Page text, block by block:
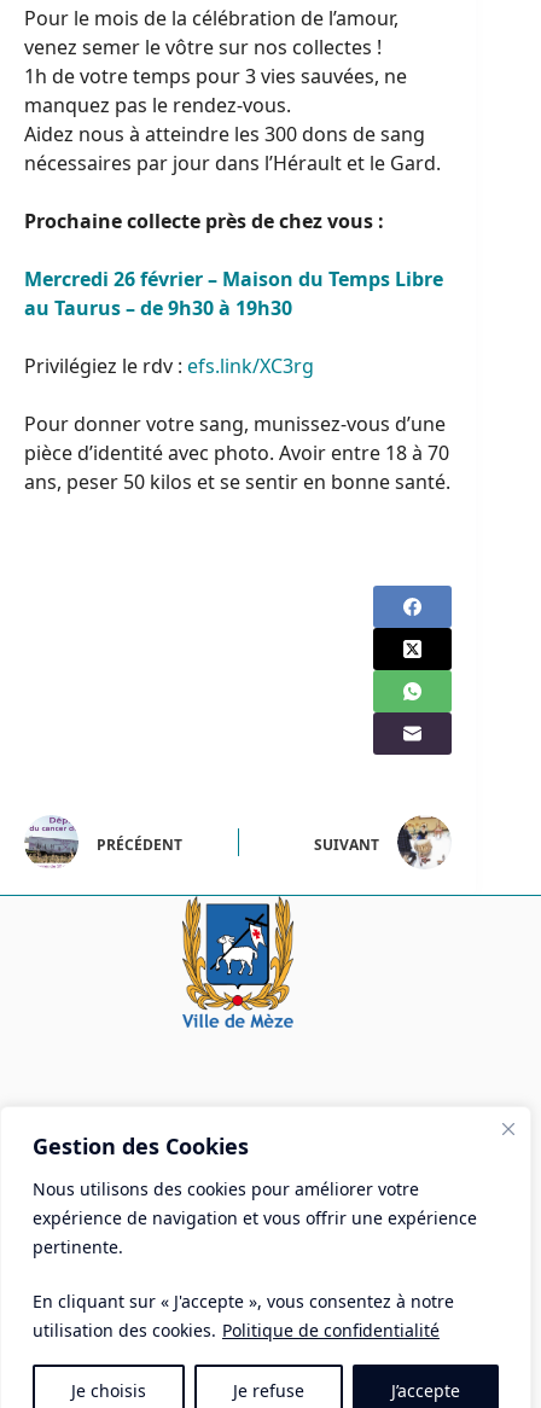
Gestion des Cookies
Nous utilisons des cookies pour améliorer votre
expérience de navigation et vous offrir une expérience
pertinente.
En cliquant sur « J'accepte », vous consentez à notre
utilisation des cookies. Politique de confidentialité
Je choisis Je refuse J’accepte
Pour le mois de la célébration de l’amour,
venez semer le vôtre sur nos collectes !
1h de votre temps pour 3 vies sauvées, ne
manquez pas le rendez-vous.
Aidez nous à atteindre les 300 dons de sang
nécessaires par jour dans l’Hérault et le Gard.
Prochaine collecte près de chez vous :
Mercredi 26 février – Maison du Temps Libre
au Taurus – de 9h30 à 19h30
Privilégiez le rdv : efs.link/XC3rg
Pour donner votre sang, munissez-vous d’une
pièce d’identité avec photo. Avoir entre 18 à 70
ans, peser 50 kilos et se sentir en bonne santé.
PRÉCÉDENT SUIVANT
Mairie de Mèze
Place Aristide Briand - BP 28 34140 Mèze
Tél :04 67 18 30 30
Mail :
Mentions Légales